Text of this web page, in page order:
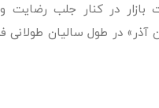
بازار در کنار جلب
آذر» در طول سالیان